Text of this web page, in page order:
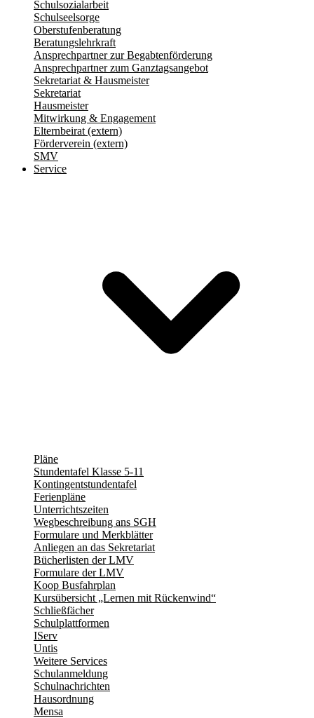
Schulsozialarbeit
Schulseelsorge
Oberstufenberatung
Beratungslehrkraft
Ansprechpartner zur Begabtenförderung
Ansprechpartner zum Ganztagsangebot
Sekretariat & Hausmeister
Sekretariat
Hausmeister
Mitwirkung & Engagement
Elternbeirat (extern)
Förderverein (extern)
SMV
Service
Pläne
Stundentafel Klasse 5-11
Kontingentstundentafel
Ferienpläne
Unterrichtszeiten
Wegbeschreibung ans SGH
Formulare und Merkblätter
Anliegen an das Sekretariat
Bücherlisten der LMV
Formulare der LMV
Koop Busfahrplan
Kursübersicht „Lernen mit Rückenwind“
Schließfächer
Schulplattformen
IServ
Untis
Weitere Services
Schulanmeldung
Schulnachrichten
Hausordnung
Mensa